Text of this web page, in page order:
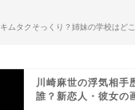
ムタクそっくり？姉妹の学校はど
川崎麻世の浮気相手
誰？新恋人・彼女の